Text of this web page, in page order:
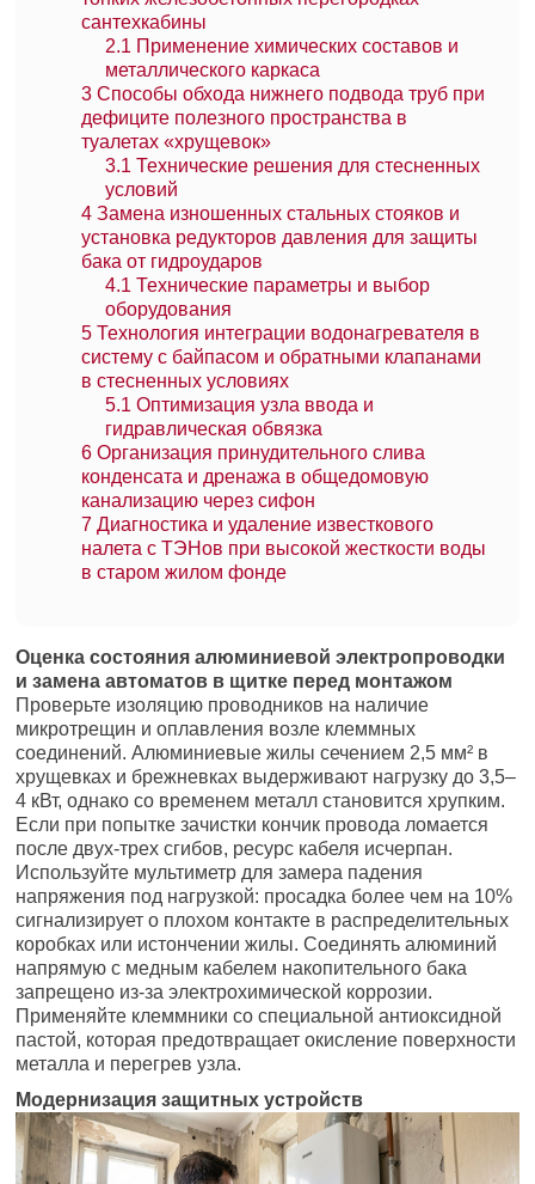
сантехкабины
2.1 Применение химических составов и
металлического каркаса
3 Способы обхода нижнего подвода труб при
дефиците полезного пространства в
туалетах «хрущевок»
3.1 Технические решения для стесненных
условий
4 Замена изношенных стальных стояков и
установка редукторов давления для защиты
бака от гидроударов
4.1 Технические параметры и выбор
оборудования
5 Технология интеграции водонагревателя в
систему с байпасом и обратными клапанами
в стесненных условиях
5.1 Оптимизация узла ввода и
гидравлическая обвязка
6 Организация принудительного слива
конденсата и дренажа в общедомовую
канализацию через сифон
7 Диагностика и удаление известкового
налета с ТЭНов при высокой жесткости воды
в старом жилом фонде
Оценка состояния алюминиевой электропроводки
и замена автоматов в щитке перед монтажом
Проверьте изоляцию проводников на наличие
микротрещин и оплавления возле клеммных
соединений. Алюминиевые жилы сечением 2,5 мм² в
хрущевках и брежневках выдерживают нагрузку до 3,5–
4 кВт, однако со временем металл становится хрупким.
Если при попытке зачистки кончик провода ломается
после двух-трех сгибов, ресурс кабеля исчерпан.
Используйте мультиметр для замера падения
напряжения под нагрузкой: просадка более чем на 10%
сигнализирует о плохом контакте в распределительных
коробках или истончении жилы. Соединять алюминий
напрямую с медным кабелем накопительного бака
запрещено из-за электрохимической коррозии.
Применяйте клеммники со специальной антиоксидной
пастой, которая предотвращает окисление поверхности
металла и перегрев узла.
Модернизация защитных устройств